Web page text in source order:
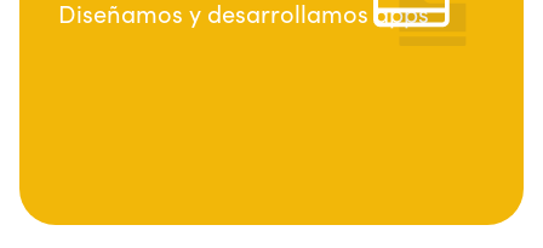
Diseñamos y desarrollamos apps